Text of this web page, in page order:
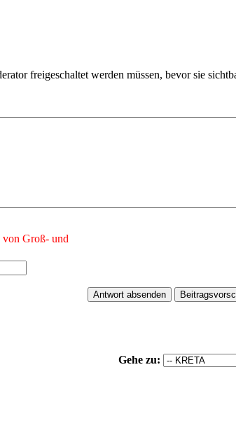
freigeschaltet werden müssen, bevor sie
Groß- und
Gehe zu: